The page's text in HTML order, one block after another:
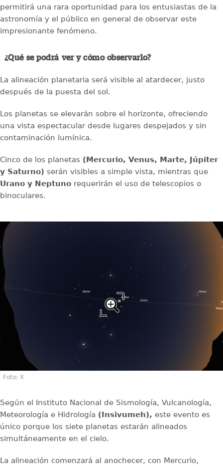
permitirá una rara oportunidad para los entusiastas de la
astronomía y el público en general de observar este
impresionante fenómeno.
¿Qué se podrá ver y cómo observarlo?
La alineación planetaria será visible al atardecer, justo
después de la puesta del sol.
Los planetas se elevarán sobre el horizonte, ofreciendo
una vista espectacular desde lugares despejados y sin
contaminación lumínica.
Cinco de los planetas (Mercurio, Venus, Marte, Júpiter
y Saturno) serán visibles a simple vista, mientras que
Urano y Neptuno requerirán el uso de telescopios o
binoculares.
Foto: X
Según el Instituto Nacional de Sismología, Vulcanología,
Meteorología e Hidrología (Insivumeh), este evento es
único porque los siete planetas estarán alineados
simultáneamente en el cielo.
La alineación comenzará al anochecer, con Mercurio,